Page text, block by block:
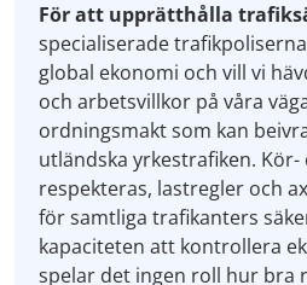
För att upprätthålla
specialiserade
global ekonomi och vill vi
och arbetsvillkor på våra
ordningsmakt som kan
utländska yrkestrafiken.
respekteras, lastregler och
för samtliga trafikanters
kapaciteten att kontrollera
spelar det ingen roll hur bra